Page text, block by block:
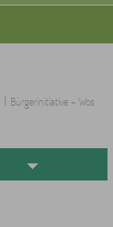
| Bürgerinitiative - Wos